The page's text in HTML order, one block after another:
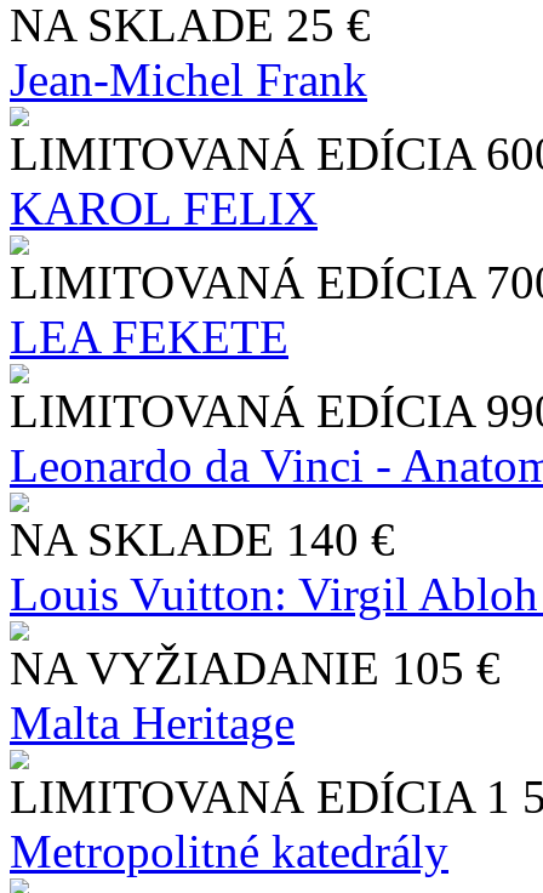
NA SKLADE 25 €
Jean-Michel Frank
LIMITOVANÁ EDÍCIA
KAROL FELIX
LIMITOVANÁ EDÍCIA
LEA FEKETE
LIMITOVANÁ EDÍCIA
Leonardo da Vinci -
NA SKLADE 140 €
Louis Vuitton: Virgil
NA VYŽIADANIE 105 €
Malta Heritage
LIMITOVANÁ EDÍCIA 1
Metropolitné katedrály